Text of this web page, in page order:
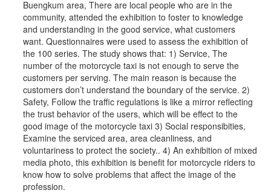
Buengkum area, There are local people who are in the
community, attended the exhibition to foster to knowledge
and understanding in the good service, what customers
want. Questionnaires were used to assess the exhibition of
the 100 series. The study shows that: 1) Service, The
number of the motorcycle taxi is not enough to serve the
customers per serving. The main reason is because the
customers don’t understand the boundary of the service. 2)
Safety, Follow the traffic regulations is like a mirror reflecting
the trust behavior of the users, which will be effect to the
good image of the motorcycle taxi 3) Social responsibities,
Examine the serviced area, area cleanliness, and
voluntariness to protect the society.. 4) An exhibition of mixed
media photo, this exhibition is benefit for motorcycle riders to
know how to solve problems that affect the image of the
profession.